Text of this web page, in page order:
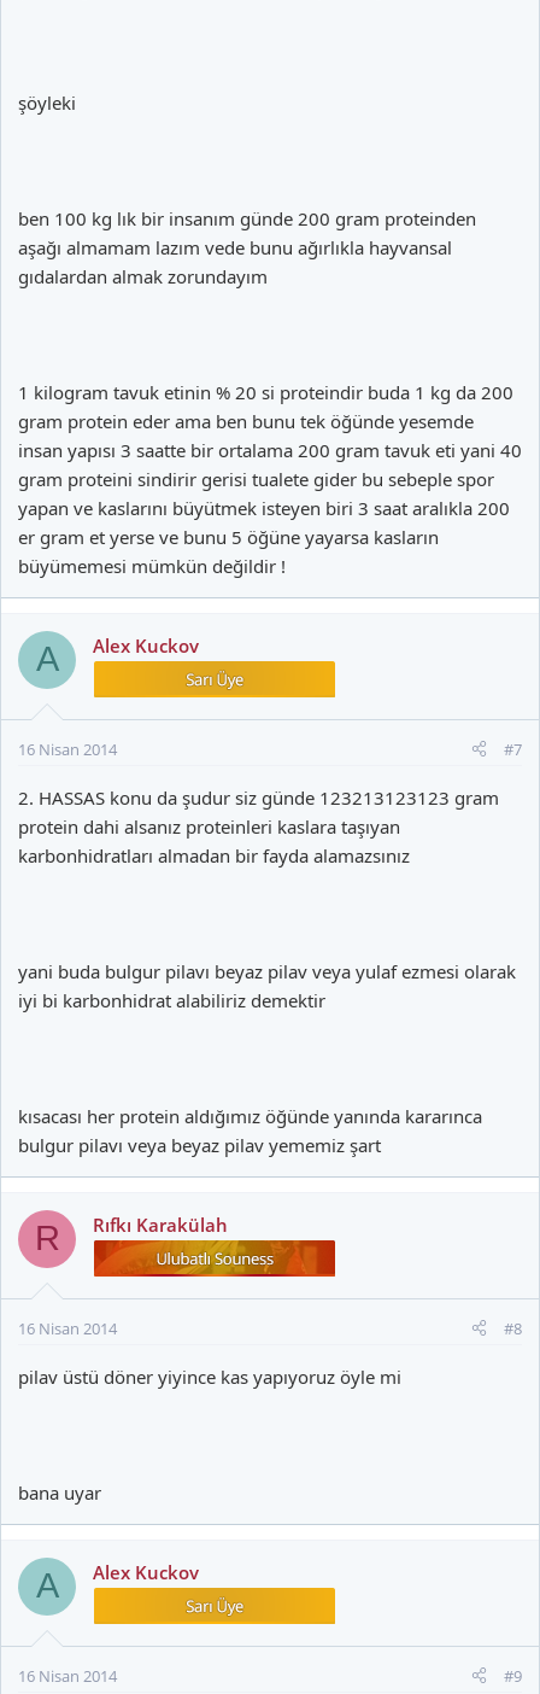
şöyleki
ben 100 kg lık bir insanım günde 200 gram proteinden
aşağı almamam lazım vede bunu ağırlıkla hayvansal
gıdalardan almak zorundayım
1 kilogram tavuk etinin % 20 si proteindir buda 1 kg da 200
gram protein eder ama ben bunu tek öğünde yesemde
insan yapısı 3 saatte bir ortalama 200 gram tavuk eti yani 40
gram proteini sindirir gerisi tualete gider bu sebeple spor
yapan ve kaslarını büyütmek isteyen biri 3 saat aralıkla 200
er gram et yerse ve bunu 5 öğüne yayarsa kasların
büyümemesi mümkün değildir !
A Alex Kuckov
16 Nisan 2014 #7
2. HASSAS konu da şudur siz günde 123213123123 gram
protein dahi alsanız proteinleri kaslara taşıyan
karbonhidratları almadan bir fayda alamazsınız
yani buda bulgur pilavı beyaz pilav veya yulaf ezmesi olarak
iyi bi karbonhidrat alabiliriz demektir
kısacası her protein aldığımız öğünde yanında kararınca
bulgur pilavı veya beyaz pilav yememiz şart
R Rıfkı Karakülah
16 Nisan 2014 #8
pilav üstü döner yiyince kas yapıyoruz öyle mi
bana uyar
A Alex Kuckov
16 Nisan 2014 #9